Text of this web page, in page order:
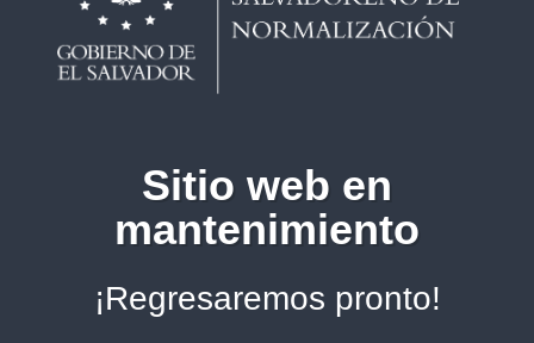
Sitio web en
mantenimiento
¡Regresaremos pronto!